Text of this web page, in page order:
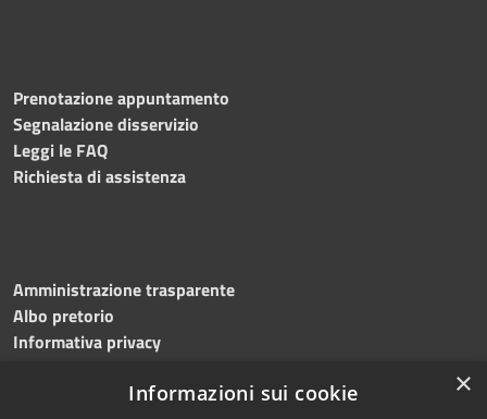
Prenotazione appuntamento
Segnalazione disservizio
Leggi le FAQ
Richiesta di assistenza
Amministrazione trasparente
Albo pretorio
Informativa privacy
Dichiarazione di accessibilità
×
Informazioni sui cookie